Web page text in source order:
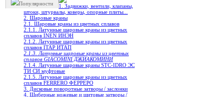
Популярности
1. Задвижки, вентили, клапаны,
штоки, штурвалы, коверы, опорные плиты...
2. Шаровые краны
2.1. Шаровые краны из цветных сплавов
2.1.1. Латунные шаровые краны из цветных
сплавов INEN ИНЭН
2.1.2. Латунные шаровые краны из цветных
сплавов ITAP ИТАП
2.1.3. Латунные шаровые краны из цветных
сплавов GIACOMINI ДЖИАКОМИНИ
2.1.4. Латунные шаровые краны STC-IDRO ЭС
ТИ СИ муфтовые
2.1.5. Латунные шаровые краны из цветных
сплавов FERRERO ФЕРРЕРО
3. Дисковые поворотные затворы / заслонки
4. Шиберные ножевые и щитовые затворы /